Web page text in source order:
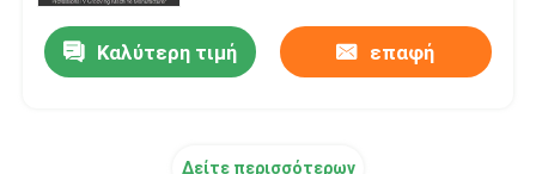
Καλύτερη τιμή επαφή
Δείτε περισσότερων